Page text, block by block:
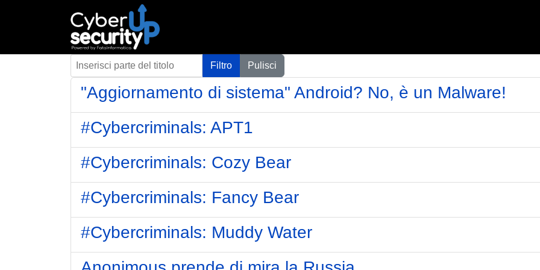
Inserisci parte del titolo Filtro Pulisci
"Aggiornamento di sistema" Android? No, è un Malware!
#Cybercriminals: APT1
#Cybercriminals: Cozy Bear
#Cybercriminals: Fancy Bear
#Cybercriminals: Muddy Water